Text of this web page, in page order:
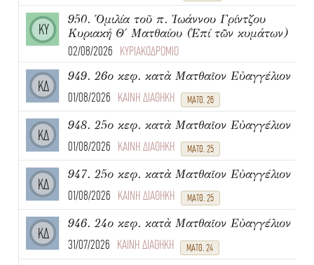
ΚΥ
950. Ὁμιλία τοῦ π. Ἰωάννου Γρίντζου
Κυριακή Θ΄ Ματθαίου (Ἐπί τῶν κυμάτων)
02/08/2026 ΚΥΡΙΑΚΟΔΡΟΜΙΟ
ΚΔ
949. 26ο κεφ. κατὰ Ματθαῖον Εὐαγγέλιον
01/08/2026 ΚΑΙΝΗ ΔΙΑΘΗΚΗ ΜΑΤΘ. 26
ΚΔ
948. 25ο κεφ. κατὰ Ματθαῖον Εὐαγγέλιον
01/08/2026 ΚΑΙΝΗ ΔΙΑΘΗΚΗ ΜΑΤΘ. 25
ΚΔ
947. 25ο κεφ. κατὰ Ματθαῖον Εὐαγγέλιον
01/08/2026 ΚΑΙΝΗ ΔΙΑΘΗΚΗ ΜΑΤΘ. 25
ΚΔ
946. 24ο κεφ. κατὰ Ματθαῖον Εὐαγγέλιον
31/07/2026 ΚΑΙΝΗ ΔΙΑΘΗΚΗ ΜΑΤΘ. 24